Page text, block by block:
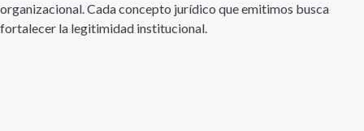
organizacional. Cada concepto jurídico que emitimos busca
fortalecer la legitimidad institucional.